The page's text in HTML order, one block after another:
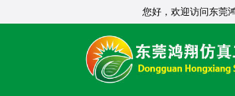
您好，欢迎访问东莞